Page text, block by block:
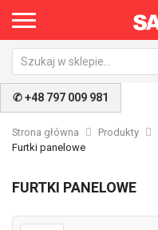
✆ +48 797 009 981
Strona główna Produkty
Furtki panelowe
FURTKI PANELOWE